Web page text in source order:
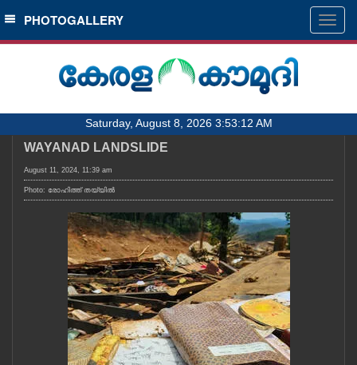
SECTIONS
HOME
NOTIFIED NEWS
KERALA
OBITUARY
NEWS 360
PHOTOGALLERY
Saturday, August 8, 2026 3:53:12 AM
WAYANAD LANDSLIDE
August 11, 2024, 11:39 am
Photo: രോഹിത്ത് തയ്യിൽ